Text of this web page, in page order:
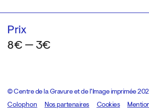
Prix
8€ — 3€
© Centre de la Gravure et de l’Image imprimée
Colophon
Design:Marcel Kaczmarek, code:8080.studio
Nos partenaires Cookies